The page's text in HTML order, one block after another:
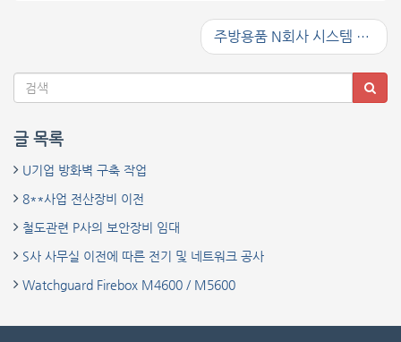
주방용품 N회사 시스템 이전 사업
글 목록
U기업 방화벽 구축 작업
8**사업 전산장비 이전
철도관련 P사의 보안장비 임대
S사 사무실 이전에 따른 전기 및 네트워크 공사
Watchguard Firebox M4600 / M5600